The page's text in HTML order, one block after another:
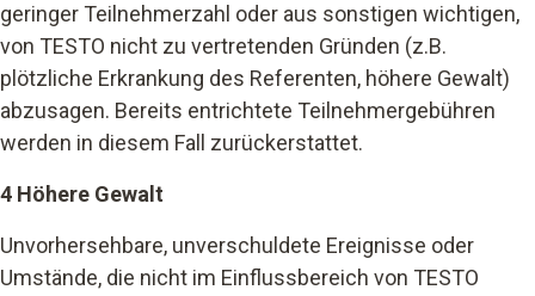
geringer Teilnehmerzahl oder aus sonstigen wichtigen,
von TESTO nicht zu vertretenden Gründen (z.B.
plötzliche Erkrankung des Referenten, höhere Gewalt)
abzusagen. Bereits entrichtete Teilnehmergebühren
werden in diesem Fall zurückerstattet.
4 Höhere Gewalt
Unvorhersehbare, unverschuldete Ereignisse oder
Umstände, die nicht im Einflussbereich von TESTO